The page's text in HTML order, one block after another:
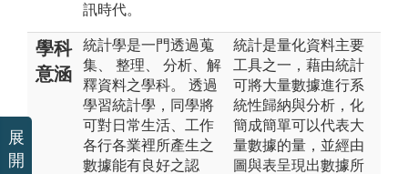
訊時代。
學科
意涵
統計學是一門透過蒐
集、 整理、 分析、解
釋資料之學科。 透過
學習統計學，同學將
可對日常生活、工作
各行各業裡所產生之
數據能有良好之認
統計是量化資料主要
工具之一，藉由統計
可將大量數據進行系
統性歸納與分析，化
簡成簡單可以代表大
量數據的量，並經由
圖與表呈現出數據所
展
開